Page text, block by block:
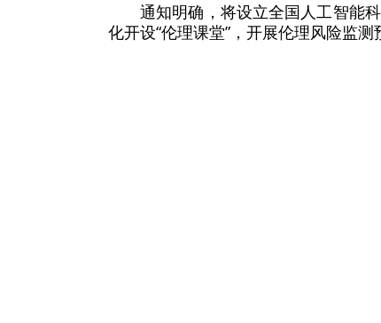
通知明确，将设立全国人工智能
化开设“伦理课堂”，开展伦理风险监